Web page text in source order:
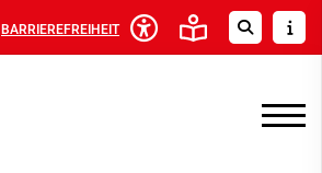
BARRIEREFREIHEIT